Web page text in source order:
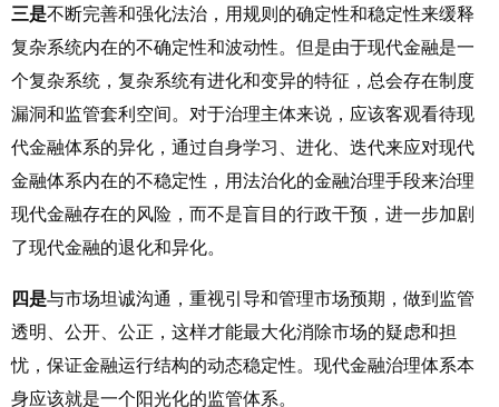
三是不断完善和强化法治，用规则的确定性和稳定性来缓释
复杂系统内在的不确定性和波动性。但是由于现代金融是一
个复杂系统，复杂系统有进化和变异的特征，总会存在制度
漏洞和监管套利空间。对于治理主体来说，应该客观看待现
代金融体系的异化，通过自身学习、进化、迭代来应对现代
金融体系内在的不稳定性，用法治化的金融治理手段来治理
现代金融存在的风险，而不是盲目的行政干预，进一步加剧
了现代金融的退化和异化。
四是与市场坦诚沟通，重视引导和管理市场预期，做到监管
透明、公开、公正，这样才能最大化消除市场的疑虑和担
忧，保证金融运行结构的动态稳定性。现代金融治理体系本
身应该就是一个阳光化的监管体系。